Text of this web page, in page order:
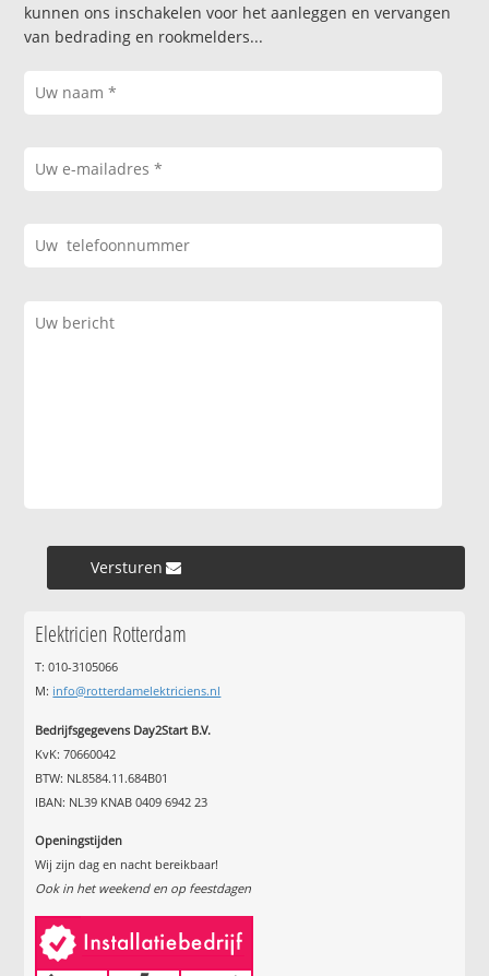
kunnen ons inschakelen voor het aanleggen en vervangen
van bedrading en rookmelders...
Versturen »
Elektricien Rotterdam
T: 010-3105066
M: info@rotterdamelektriciens.nl
Bedrijfsgegevens Day2Start B.V.
KvK: 70660042
BTW: NL8584.11.684B01
IBAN: NL39 KNAB 0409 6942 23
Openingstijden
Wij zijn dag en nacht bereikbaar!
Ook in het weekend en op feestdagen